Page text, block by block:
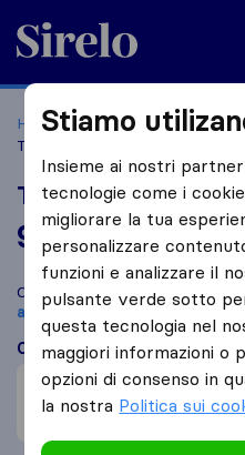
Sirelo.it
Home Le 10 migliori aziende
Traslochi Capacci Di Andrea
Traslochi Capacci
9,8 basato
recensioni di Sirelo
Confronta Traslochi Capacci Di
aziende di traslochi diArezzo
Cosa dicono i clienti
Professionalità (2)
Trasloco veloce (1)
Stiamo
Insieme ai nostri
tecnologie come i
migliorare la tua
personalizzare
funzioni e analizzare il
pulsante verde sotto
questa tecnologia nel
maggiori informazioni o
opzioni di consenso in
la nostra Politica sui